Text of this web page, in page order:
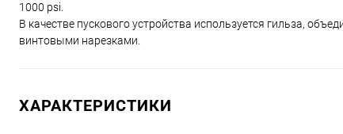
1000 psi.
В качестве пускового устройства используется гильза,
винтовыми нарезками.
ХАРАКТЕРИСТИКИ